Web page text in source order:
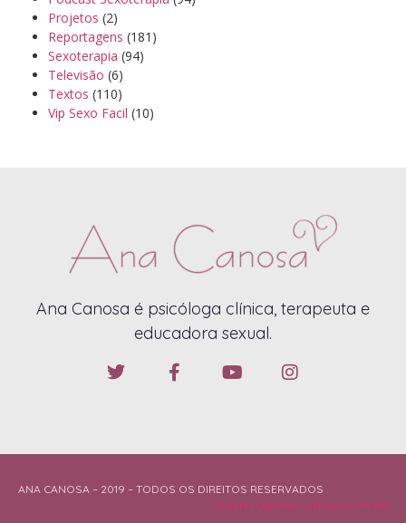
Projetos (2)
Reportagens (181)
Sexoterapia (94)
Televisão (6)
Textos (110)
Vip Sexo Facil (10)
Ana Canosa é psicóloga clínica, terapeuta e
educadora sexual.
ANA CANOSA – 2019 – TODOS OS DIREITOS RESERVADOS
CONTATO@ANACANOSA.COM.BR